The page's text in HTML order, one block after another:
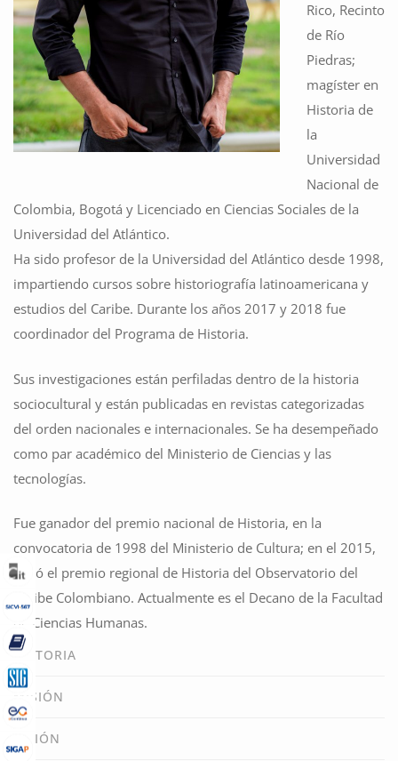
Rico, Recinto
de Río
Piedras;
magíster en
Historia de
la
Universidad
Nacional de
Colombia, Bogotá y Licenciado en Ciencias Sociales de la
Universidad del Atlántico.
Ha sido profesor de la Universidad del Atlántico desde 1998,
impartiendo cursos sobre historiografía latinoamericana y
estudios del Caribe. Durante los años 2017 y 2018 fue
coordinador del Programa de Historia.
Sus investigaciones están perfiladas dentro de la historia
sociocultural y están publicadas en revistas categorizadas
del orden nacionales e internacionales. Se ha desempeñado
como par académico del Ministerio de Ciencias y las
tecnologías.
Fue ganador del premio nacional de Historia, en la
convocatoria de 1998 del Ministerio de Cultura; en el 2015,
ganó el premio regional de Historia del Observatorio del
Caribe Colombiano. Actualmente es el Decano de la Facultad
de Ciencias Humanas.
HISTORIA
MISIÓN
VISIÓN